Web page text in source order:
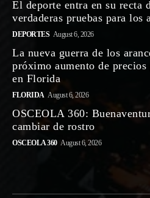
El deporte entra en su recta
verdaderas pruebas para los
DEPORTES August 6, 2026
La nueva guerra de los
próximo aumento de
en Florida
FLORIDA August 6, 2026
OSCEOLA 360:
cambiar de rostro
OSCEOLA 360 August 6, 2026